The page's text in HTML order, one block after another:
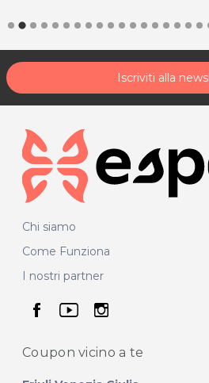
Per ulteriori informazioni sull'offerta o
scrivi a
posta@espevia.it.
Iscriviti alla
Chi siamo
Come Funziona
I nostri partner
seguici su
seguici su
seguici su
Coupon vicino a te